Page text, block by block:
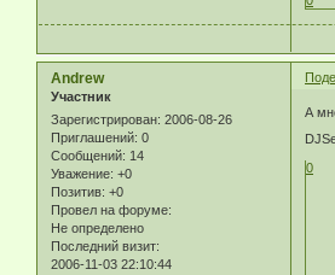
Andrew
Участник
Зарегистрирован: 2006-08-26
Приглашений: 0
Сообщений: 14
Уважение: +0
Позитив: +0
Провел на форуме:
Не определено
Последний визит:
2006-11-03 22:10:44
А
0